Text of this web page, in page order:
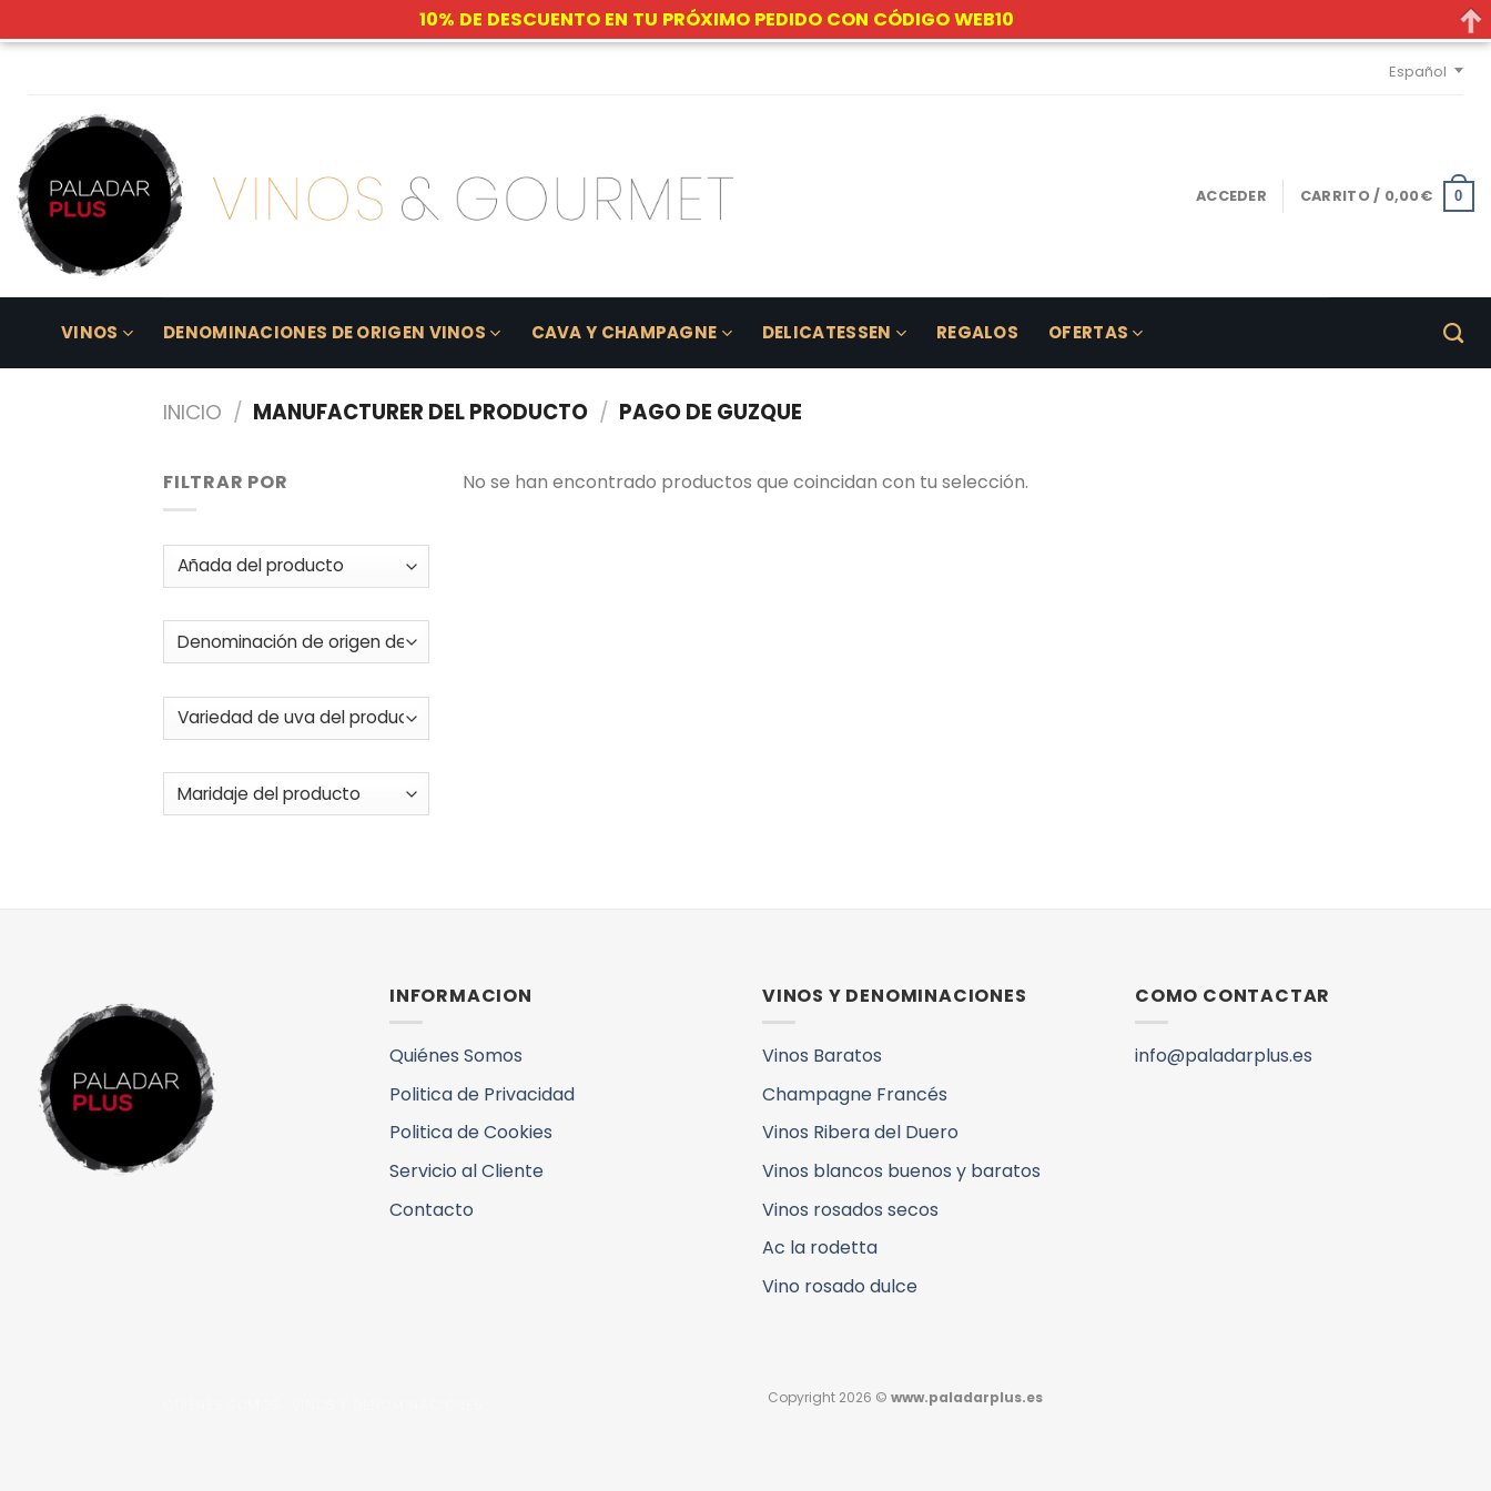
Skip
Español
ACCEDER CARRITO / 0,00€ 0
VINOS DENOMINACIONES DE ORIGEN VINOS CAVA Y CHAMPAGNE DELICATESSEN REGALOS OFERTAS
INICIO / MANUFACTURER DEL PRODUCTO / PAGO DE GUZQUE
FILTRAR POR No se han encontrado productos que coincidan con tu selección.
INFORMACION
Quiénes Somos
Politica de Privacidad
Politica de Cookies
Servicio al Cliente
Contacto
VINOS Y DENOMINACIONES
Vinos Baratos
Champagne Francés
Vinos Ribera del Duero
Vinos blancos buenos y baratos
Vinos rosados secos
Ac la rodetta
Vino rosado dulce
COMO CONTACTAR
info@paladarplus.es
Copyright 2026 ©www.paladarplus.es
10% DE DESCUENTO EN TU PRÓXIMO PEDIDO CON CÓDIGO WEB10